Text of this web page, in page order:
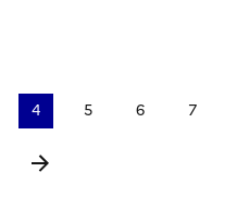
4 5 6 7
Aller à la page suivante